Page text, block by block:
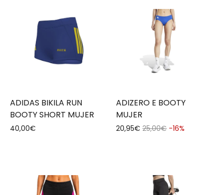
ADIDAS BIKILA RUN
BOOTY SHORT MUJER
40,00€
ADIZERO E BOOTY
MUJER
20,95€ 25,00€ -16%